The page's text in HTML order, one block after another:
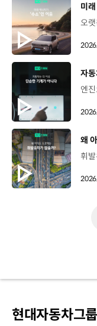
[동
미
[동
자
[동
왜
현대자동차그